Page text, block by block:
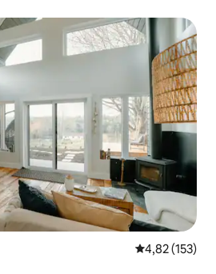
Prosječna
4,82 (153)